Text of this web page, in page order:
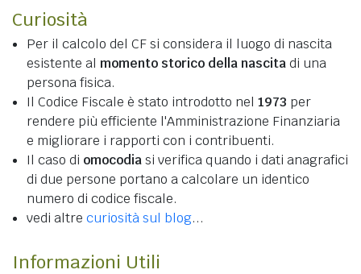
Curiosità
Per il calcolo del CF si considera il luogo di nascita
esistente al momento storico della nascitadi una
persona fisica.
Il Codice Fiscale è stato introdotto nel 1973 per
rendere più efficiente l'Amministrazione Finanziaria
e migliorare i rapporti con i contribuenti.
Il caso di omocodiasi verifica quando i dati anagrafici
di due persone portano a calcolare un identico
numero di codice fiscale.
vedi altre curiosità sul blog...
Informazioni Utili